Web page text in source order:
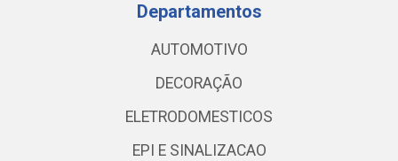
Departamentos
AUTOMOTIVO
DECORAÇÃO
ELETRODOMESTICOS
EPI E SINALIZACAO